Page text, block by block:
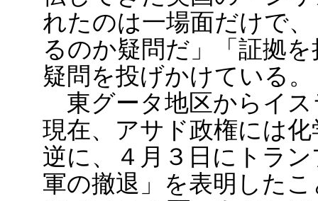
れたのは一場面だけで
るのか疑問だ」「証拠
疑問を投げかけている。
東グータ地区からイス
現在、アサド政権には
逆に、４月３日にトラ
軍の撤退」を表明した